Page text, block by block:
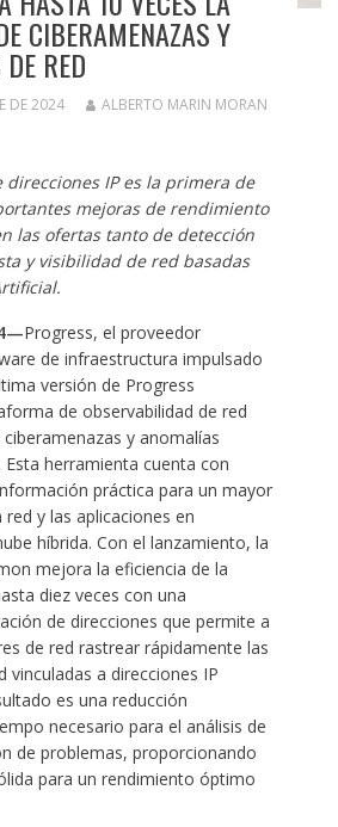
CIBERAMENAZAS Y
RED
DE 2024
ALBERTO MARIN MORAN
direcciones IP es la primera de
mejoras de rendimiento
las ofertas tanto de detección
y visibilidad de red basadas
Progress, el proveedor
de infraestructura impulsado
versión de Progress
de observabilidad de red
y anomalías
Esta herramienta cuenta con
práctica para un mayor
y las aplicaciones en
híbrida. Con el lanzamiento, la
mejora la eficiencia de la
diez veces con una
de direcciones que permite a
de red rastrear rápidamente las
vinculadas a direcciones IP
es una reducción
necesario para el análisis de
de problemas, proporcionando
para un rendimiento óptimo